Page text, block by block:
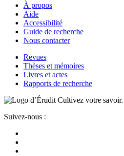
À propos
Aide
Accessibilité
Guide de recherche
Nous contacter
Revues
Thèses et mémoires
Livres et actes
Rapports de recherche
Cultivez votre savoir.
Suivez-nous :